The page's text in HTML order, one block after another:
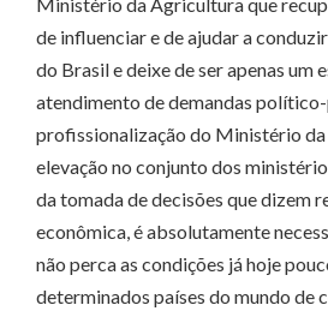
de influenciar e de ajudar a
do Brasil e deixe de ser apenas um
atendimento de demandas
profissionalização do Ministério da
elevação no conjunto dos
da tomada de decisões que dizem
econômica, é absolutamente
não perca as condições já hoje
determinados países do mundo de